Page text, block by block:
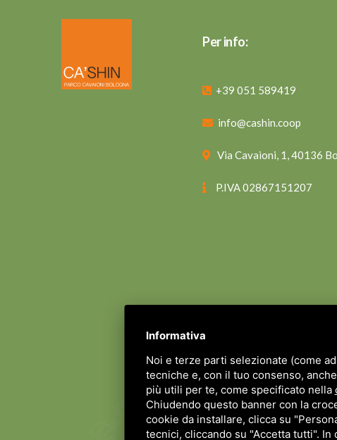
Per info:
+39 051 589419
info@cashin.coop
Via Cavaioni, 1, 40136
P.IVA 02867151207
Informativa
Noi e terze parti selezionate (come
tecniche e, con il tuo consenso,
più utili per te, come specificato nella
Chiudendo questo banner con la
cookie da installare, clicca su
tecnici, cliccando su "Accetta tutti".